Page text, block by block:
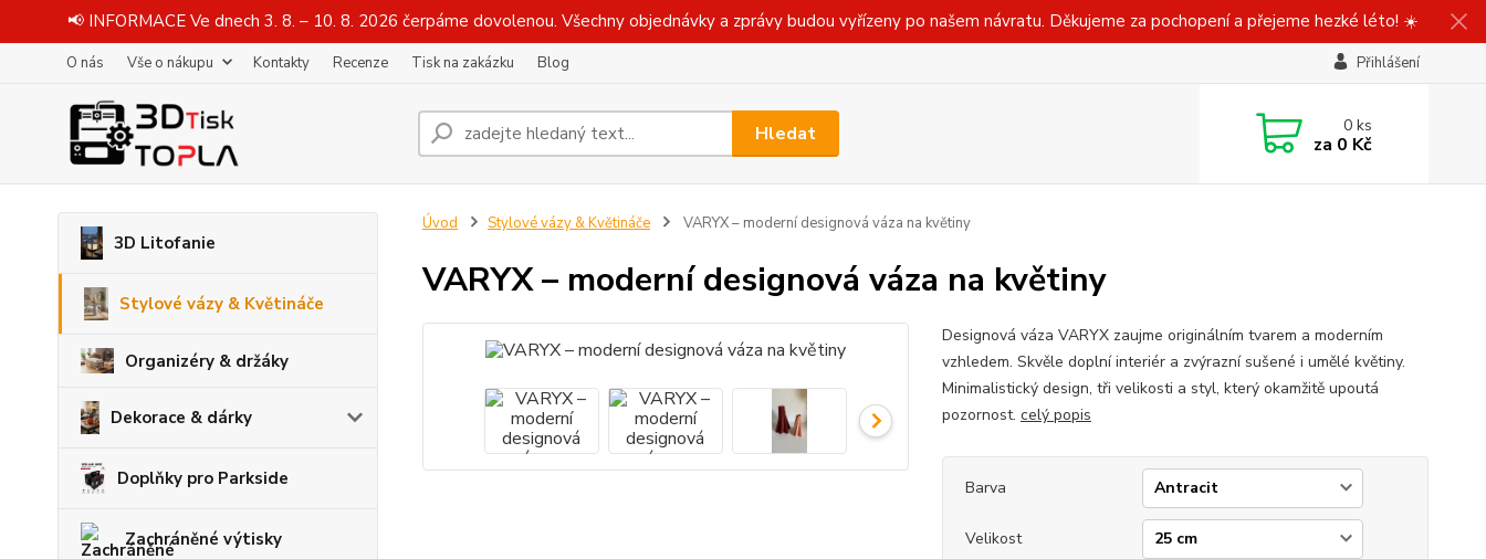
📢 INFORMACE Ve dnech 3. 8. – 10. 8. 2026 čerpáme dovolenou. Všechny objednávky a zprávy budou vyřízeny po našem návratu. Děkujeme za pochopení a přejeme hezké léto! ☀️
O nás Vše o nákupu Kontakty Recenze Tisk na zakázku Blog Přihlášení
Hledat 0ks
za 0 Kč
3D Litofanie
Stylové vázy & Květináče
Organizéry & držáky
Dekorace & dárky
Doplňky pro Parkside
Zachráněné výtisky
Úvod Stylové vázy & Květináče VARYX – moderní designová váza na květiny
VARYX – moderní designová váza na květiny
Designová váza VARYX zaujme originálním tvarem a moderním
vzhledem. Skvěle doplní interiér a zvýrazní sušené i umělé květiny.
Minimalistický design, tři velikosti a styl, který okamžitě upoutá
pozornost. celý popis
Barva
Velikost